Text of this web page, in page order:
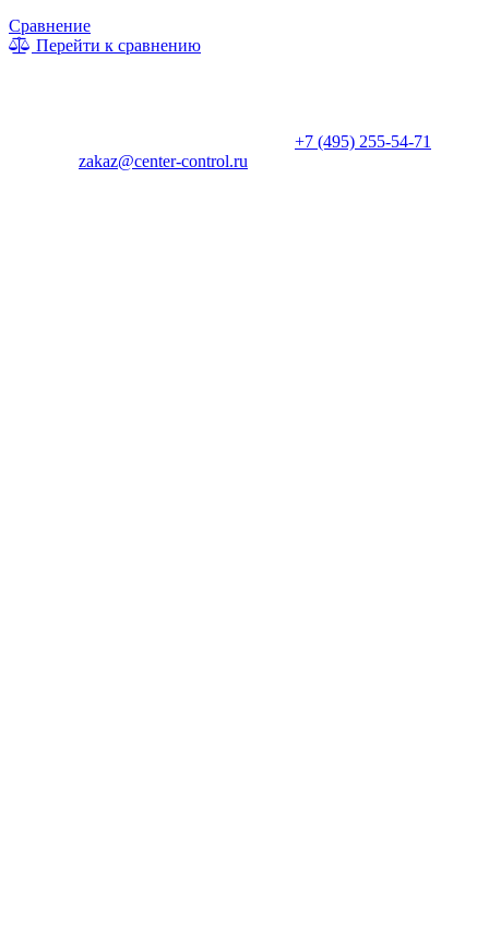
Сравнение
Перейти к сравнению
+7 (495) 255-54-71
zakaz@center-control.ru